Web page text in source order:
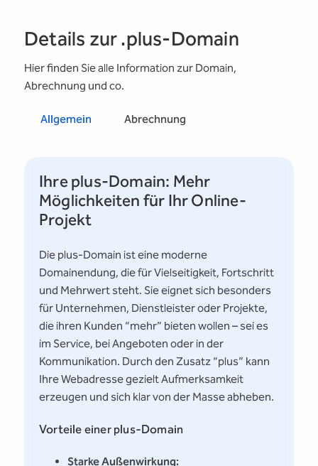
Details zur .plus-Domain
Hier finden Sie alle Information zur Domain,
Abrechnung und co.
Allgemein Abrechnung
Ihre plus-Domain: Mehr
Möglichkeiten für Ihr Online-
Projekt
Die plus-Domain ist eine moderne
Domainendung, die für Vielseitigkeit, Fortschritt
und Mehrwert steht. Sie eignet sich besonders
für Unternehmen, Dienstleister oder Projekte,
die ihren Kunden “mehr” bieten wollen – sei es
im Service, bei Angeboten oder in der
Kommunikation. Durch den Zusatz “plus” kann
Ihre Webadresse gezielt Aufmerksamkeit
erzeugen und sich klar von der Masse abheben.
Vorteile einer plus-Domain
Starke Außenwirkung: